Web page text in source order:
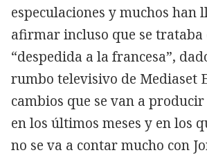
especulaciones y muchos han
afirmar incluso que se trataba
“despedida a la francesa”,
rumbo televisivo de Mediaset
cambios que se van a
en los últimos meses y en los
no se va a contar mucho con